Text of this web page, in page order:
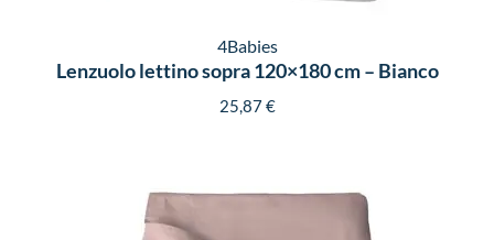
4Babies
Lenzuolo lettino sopra 120×180 cm – Bianco
25,87€